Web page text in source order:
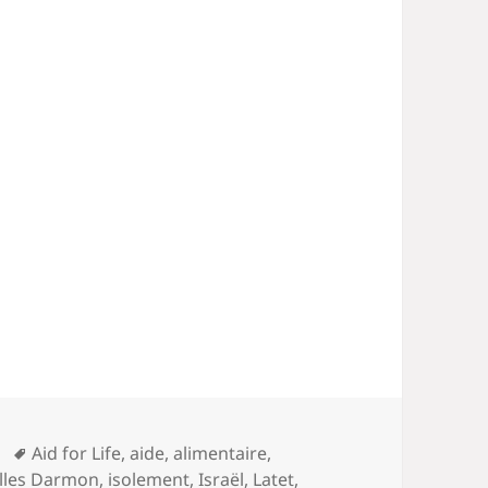
Mots-
clés
Aid for Life,aide,alimentaire,
Darmon, isolement,Israël, Latet,